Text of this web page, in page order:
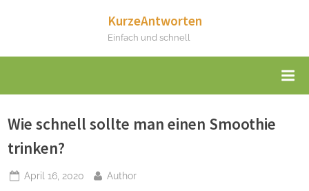
KurzeAntworten
Einfach und schnell
Wie schnell sollte man einen Smoothie
trinken?
Posted
April 16, 2020 By
Author